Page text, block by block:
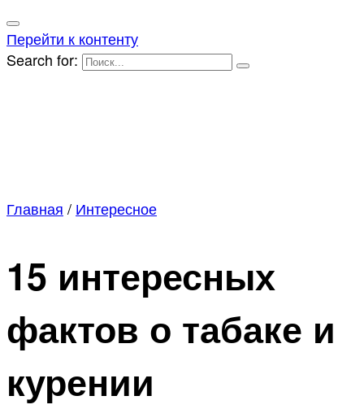
Перейти к контенту
Search for:
Главная / Интересное
15 интересных
фактов о табаке и
курении